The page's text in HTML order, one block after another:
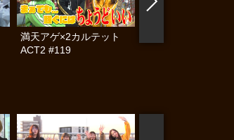
満天アゲ×2カルテット
ACT2 #119